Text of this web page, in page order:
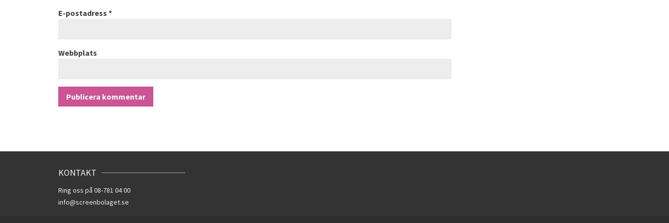
E-postadress *
Webbplats
KONTAKT
Ring oss på 08-781 04 00
info@screenbolaget.se